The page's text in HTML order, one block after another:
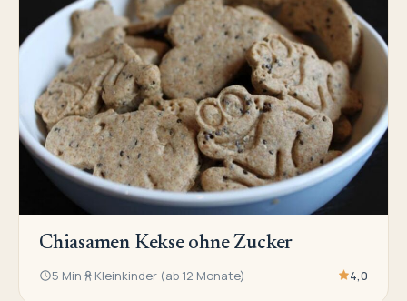
Chiasamen Kekse ohne Zucker
5 Min Kleinkinder (ab 12 Monate) 4,0